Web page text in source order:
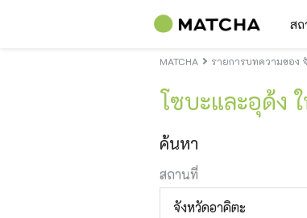
ส
MATCHA รายการบทความของ
โซบะและอุด้ง
ค้นหา
สถานที่
จังหวัดอาคิตะ